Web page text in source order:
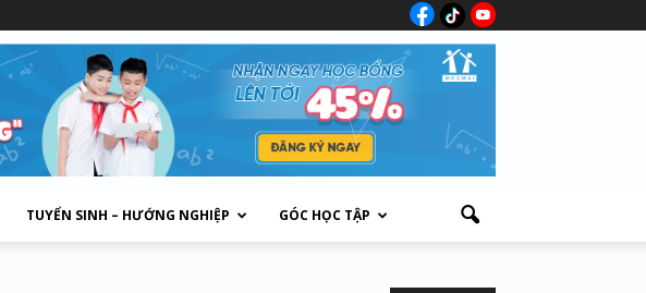
TUYỂN SINH – HƯỚNG NGHIỆP GÓC HỌC TẬP